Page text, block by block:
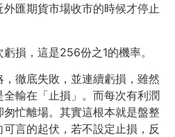
匯期貨市場收市的時候才停止
損，這是256份之1的機率。
徹底失敗，並連續虧損，雖然
輸在「止損」。而每次有利潤
忙離場。其實這根本就是盤整
言的起伏，若不設定止損，反